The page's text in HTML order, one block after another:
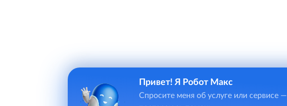
Привет! Я Робот Макс
Спросите меня об услуге или сервисе —